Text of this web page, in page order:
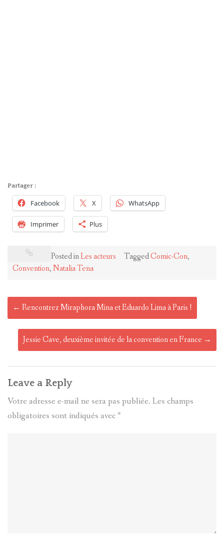
Partager :
Facebook X WhatsApp
Imprimer Plus
Posted inLes acteurs TaggedComic-Con,
Convention,Natalia Tena
Post
navigation
← Rencontrez Miraphora Mina et Eduardo Lima à Paris !
Jessie Cave, deuxième invitée de la convention en France →
Leave a Reply
Votre adresse e-mail ne sera pas publiée. Les champs
obligatoires sont indiqués avec*